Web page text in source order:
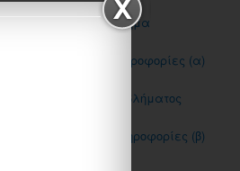
σε ένα πρόβλημα
Συνδυάζοντας πληροφορίες (α)
διόρθωση προβλήματος
πληροφορίες (β)